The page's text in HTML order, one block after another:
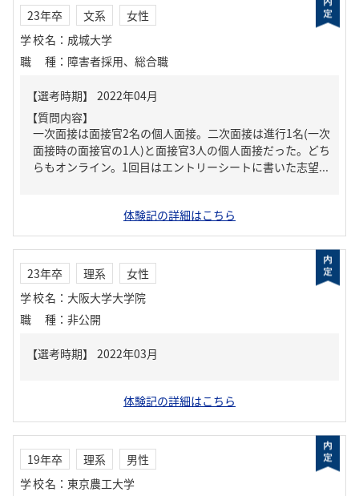
23年卒 文系
女性
学校名 ： 成城大学
職種 ： 障害者採用、総合職
【質問内容】
一次面接は面接官2名の個人面接。二次面接は進行1名(一次
面接時の面接官の1人)と面接官3人の個人面接だった。どち
らもオンライン。1回目はエントリーシートに書いた志望...
体験記の詳細はこちら
23年卒 理系
女性
学校名 ： 大阪大学大学院
職種 ： 非公開
体験記の詳細はこちら
19年卒 理系
男性
学校名 ： 東京農工大学